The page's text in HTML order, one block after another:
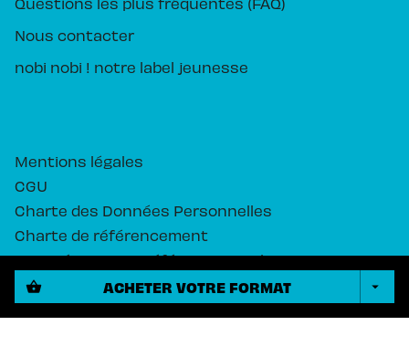
shopping_basket ACHETER VOTRE FORMAT arrow_drop_down
Nous contacter
nobi nobi ! notre label jeunesse
Mentions légales
CGU
Charte des Données Personnelles
Charte de référencement
Paramétrez vos préférences cookies